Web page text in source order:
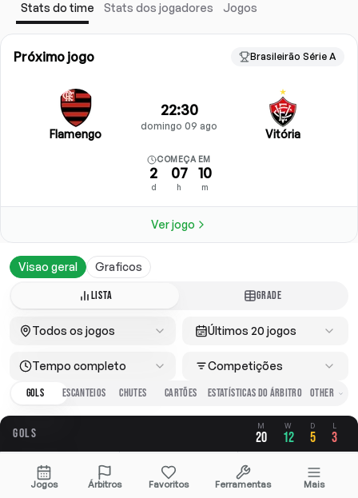
Stats do time Stats dos jogadores Jogos
Próximo jogo Brasileirão Série A
Flamengo
22:30
domingo 09 ago
Vitória
COMEÇA EM
2
d
07
h
10
m
Ver jogo
Visao geral Graficos
LISTA GRADE
Todos os jogos Últimos 20 jogos
Tempo completo
Competições
GOLS
ESCANTEIOS CHUTES CARTÕES ESTATÍSTICAS DO ÁRBITRO
GOLS M
20
W
12
D
5
L
3
GERAL
2.75
A FAVOR
1.85
CONTRA
0.90
Jogos Árbitros Favoritos Ferramentas Mais